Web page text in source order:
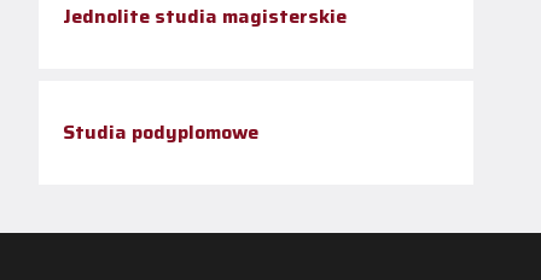
Jednolite studia magisterskie
Studia podyplomowe